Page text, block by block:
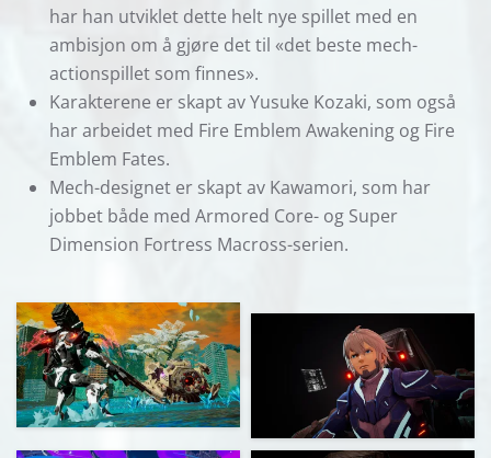
har han utviklet dette helt nye spillet med en
ambisjon om å gjøre det til «det beste mech-
actionspillet som finnes».
Karakterene er skapt av Yusuke Kozaki, som også
har arbeidet med Fire Emblem Awakening og Fire
Emblem Fates.
Mech-designet er skapt av Kawamori, som har
jobbet både med Armored Core- og Super
Dimension Fortress Macross-serien.